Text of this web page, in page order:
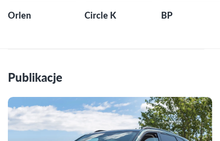
Orlen Circle K BP
Publikacje